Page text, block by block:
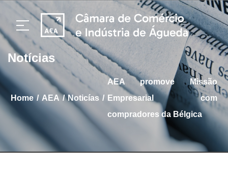
Notícias
home / AEA / Noticías /
AEA promove Missão
Empresarial com
compradores da Bélgica